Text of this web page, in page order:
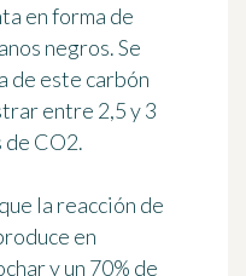
en forma de
negros. Se
de este carbón
entre 2,5 y 3
CO2.
la reacción de
en
y un 70% de